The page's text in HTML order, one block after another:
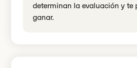
determinan la evaluación y te
ganar.